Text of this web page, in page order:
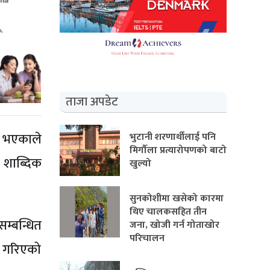
ताजा अपडेट
भुटानी शरणार्थीलाई पनि
मिर्गौला प्रत्यारोपणको बाटो
खुल्यो
सुनकोशीमा खसेको कारमा
थिए चालकसहित तीन
जना, खोजी गर्न गोताखोर
परिचालन